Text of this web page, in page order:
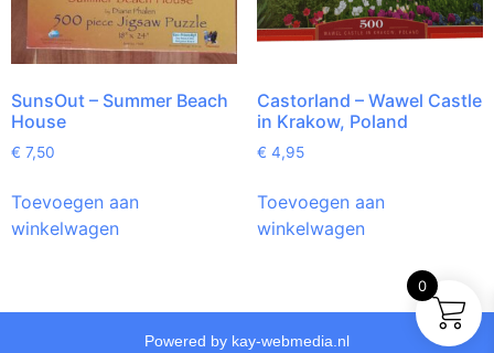
SunsOut – Summer Beach
House
€ 7,50
Toevoegen aan
winkelwagen
Castorland – Wawel Castle
in Krakow, Poland
€ 4,95
Toevoegen aan
winkelwagen
Powered by kay-webmedia.nl
0